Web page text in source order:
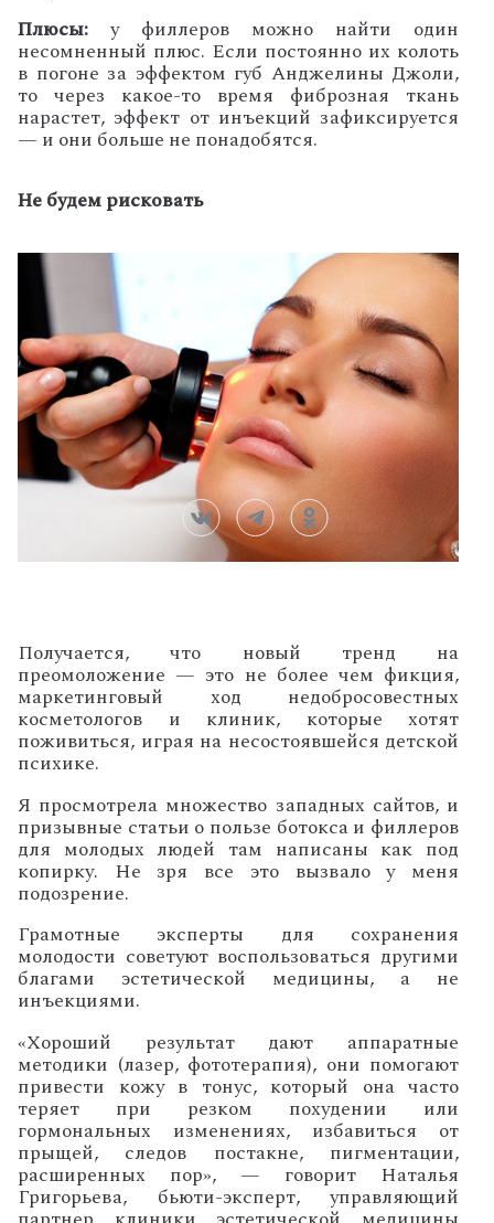
Плюсы: у филлеров можно найти один
несомненный плюс. Если постоянно их колоть
в погоне за эффектом губ Анджелины Джоли,
то через какое-то время фиброзная ткань
нарастет, эффект от инъекций зафиксируется
— и они больше не понадобятся.
Не будем рисковать
Получается, что новый тренд на
преомоложение — это не более чем фикция,
маркетинговый ход недобросовестных
косметологов и клиник, которые хотят
поживиться, играя на несостоявшейся детской
психике.
Я просмотрела множество западных сайтов, и
призывные статьи о пользе ботокса и филлеров
для молодых людей там написаны как под
копирку. Не зря все это вызвало у меня
подозрение.
Грамотные эксперты для сохранения
молодости советуют воспользоваться другими
благами эстетической медицины, а не
инъекциями.
«Хороший результат дают аппаратные
методики (лазер, фототерапия), они помогают
привести кожу в тонус, который она часто
теряет при резком похудении или
гормональных изменениях, избавиться от
прыщей, следов постакне, пигментации,
расширенных пор», — говорит Наталья
Григорьева, бьюти-эксперт, управляющий